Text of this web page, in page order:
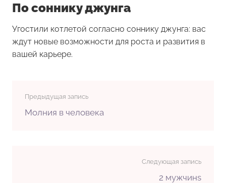
По соннику джунга
Угостили котлетой согласно соннику джунга: вас
ждут новые возможности для роста и развития в
вашей карьере.
Предыдущая запись
Молния в человека
Следующая запись
2 мужчинs